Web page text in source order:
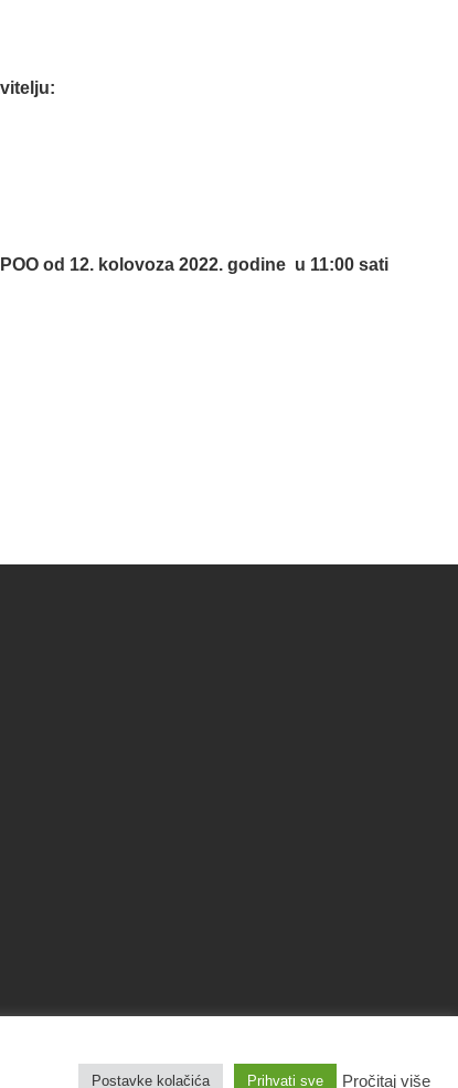
od 12. kolovoza 2022. godine u 11:00 sati
Pravila privatnostiPostavke kolačića Prihvati sve Pročitaj više